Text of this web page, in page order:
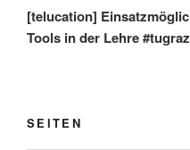
Beitrag
[telucation]
Tools in der Lehre
SEITEN